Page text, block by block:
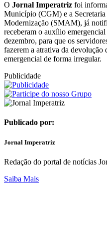
O Jornal Imperatriz foi
Município (CGM) e a
Modernização (SMAM), já
receberam o auxílio
dezembro, para que os
fazerem a atrativa da
emergencial de forma irregular.
Publicidade
Publicado por:
Jornal Imperatriz
Redação do portal de notícias
Saiba Mais